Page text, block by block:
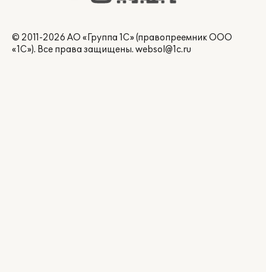
© 2011-2026 АО «Группа 1С» (правопреемник ООО
«1С»). Все права защищены. websol@1c.ru